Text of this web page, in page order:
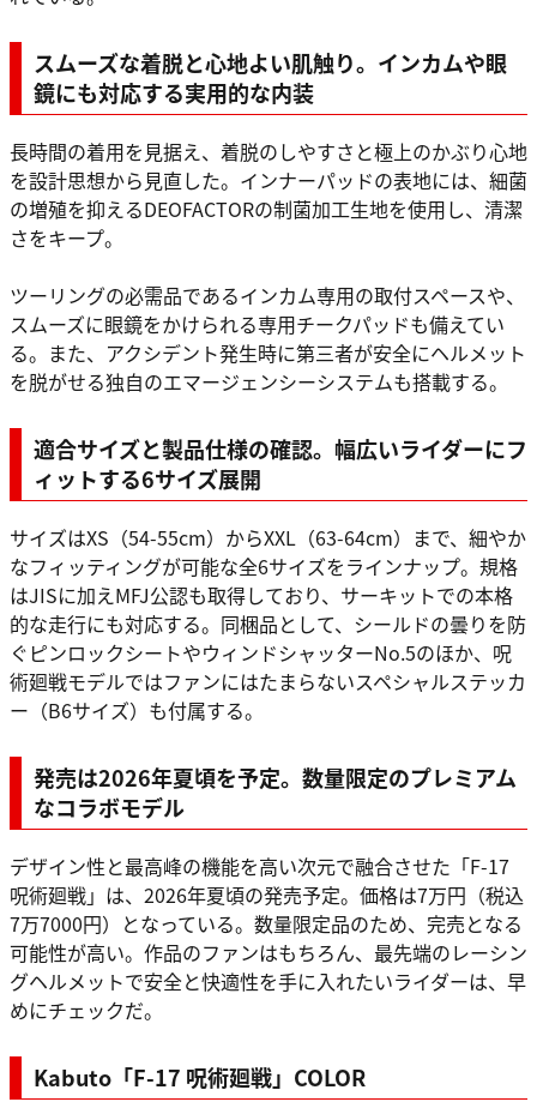
スムーズな着脱と心地よい肌触り。インカムや眼
鏡にも対応する実用的な内装
長時間の着用を見据え、着脱のしやすさと極上のかぶり心地
を設計思想から見直した。インナーパッドの表地には、細菌
の増殖を抑えるDEOFACTORの制菌加工生地を使用し、清潔
さをキープ。
ツーリングの必需品であるインカム専用の取付スペースや、
スムーズに眼鏡をかけられる専用チークパッドも備えてい
る。また、アクシデント発生時に第三者が安全にヘルメット
を脱がせる独自のエマージェンシーシステムも搭載する。
適合サイズと製品仕様の確認。幅広いライダーにフ
ィットする6サイズ展開
サイズはXS（54-55cm）からXXL（63-64cm）まで、細やか
なフィッティングが可能な全6サイズをラインナップ。規格
はJISに加えMFJ公認も取得しており、サーキットでの本格
的な走行にも対応する。同梱品として、シールドの曇りを防
ぐピンロックシートやウィンドシャッターNo.5のほか、呪
術廻戦モデルではファンにはたまらないスペシャルステッカ
ー（B6サイズ）も付属する。
発売は2026年夏頃を予定。数量限定のプレミアム
なコラボモデル
デザイン性と最高峰の機能を高い次元で融合させた「F-17
呪術廻戦」は、2026年夏頃の発売予定。価格は7万円（税込
7万7000円）となっている。数量限定品のため、完売となる
可能性が高い。作品のファンはもちろん、最先端のレーシン
グヘルメットで安全と快適性を手に入れたいライダーは、早
めにチェックだ。
Kabuto「F-17 呪術廻戦」COLOR